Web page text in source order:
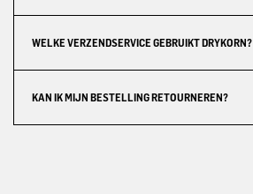
WELKE VERZENDSERVICE GEBRUIKT DRYKORN?
KAN IK MIJN BESTELLING RETOURNEREN?